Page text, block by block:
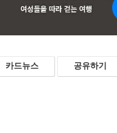
카드뉴스 공유하기